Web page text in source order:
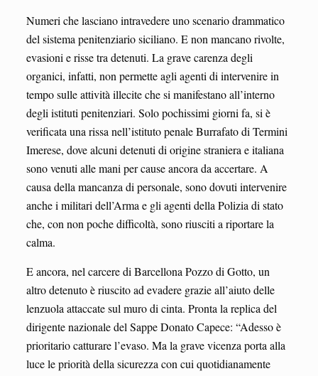
Numeri che lasciano intravedere uno scenario drammatico
del sistema penitenziario siciliano. E non mancano rivolte,
evasioni e risse tra detenuti. La grave carenza degli
organici, infatti, non permette agli agenti di intervenire in
tempo sulle attività illecite che si manifestano all’interno
degli istituti penitenziari. Solo pochissimi giorni fa, si è
verificata una rissa nell’istituto penale Burrafato di Termini
Imerese, dove alcuni detenuti di origine straniera e italiana
sono venuti alle mani per cause ancora da accertare. A
causa della mancanza di personale, sono dovuti intervenire
anche i militari dell’Arma e gli agenti della Polizia di stato
che, con non poche difficoltà, sono riusciti a riportare la
calma.
E ancora, nel carcere di Barcellona Pozzo di Gotto, un
altro detenuto è riuscito ad evadere grazie all’aiuto delle
lenzuola attaccate sul muro di cinta. Pronta la replica del
dirigente nazionale del Sappe Donato Capece: “Adesso è
prioritario catturare l’evaso. Ma la grave vicenza porta alla
luce le priorità della sicurezza con cui quotidianamente